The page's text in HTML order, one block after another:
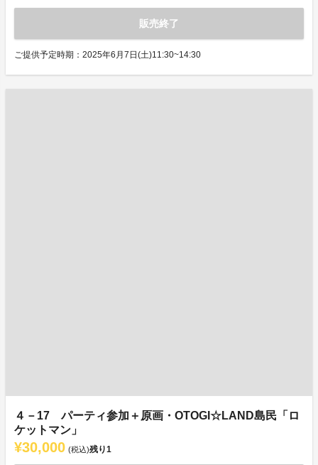
販売終了
ご提供予定時期：2025年6月7日(土)11:30~14:30
４－17 パーティ参加＋原画・OTOGI☆LAND島民「ロ
ケットマン」
¥30,000 (税込)残り1